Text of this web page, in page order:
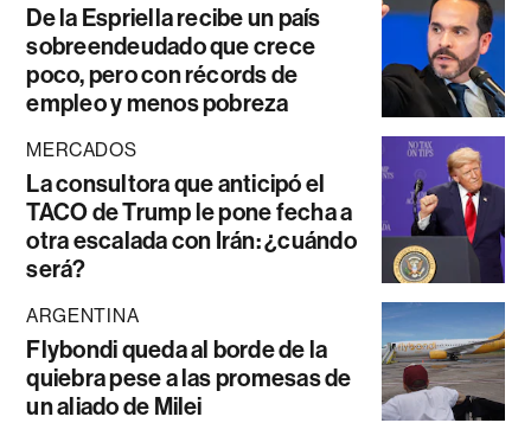
De la Espriella recibe un país
sobreendeudado que crece
poco, pero con récords de
empleo y menos pobreza
MERCADOS
La consultora que anticipó el
TACO de Trump le pone fecha a
otra escalada con Irán: ¿cuándo
será?
ARGENTINA
Flybondi queda al borde de la
quiebra pese a las promesas de
un aliado de Milei